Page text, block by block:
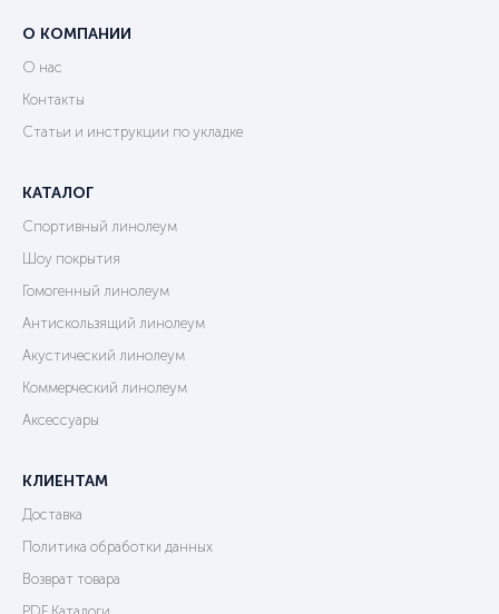
О КОМПАНИИ
О нас
Контакты
Статьи и инструкции по укладке
КАТАЛОГ
Спортивный линолеум
Шоу покрытия
Гомогенный линолеум
Антискользящий линолеум
Акустический линолеум
Коммерческий линолеум
Аксессуары
КЛИЕНТАМ
Доставка
Политика обработки данных
Возврат товара